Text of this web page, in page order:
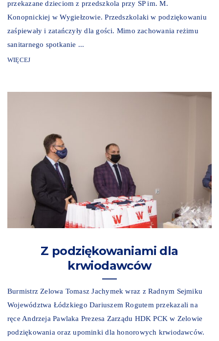
przekazane dzieciom z przedszkola przy SP im. M.
Konopnickiej w Wygiełzowie. Przedszkolaki w podziękowaniu
zaśpiewały i zatańczyły dla gości. Mimo zachowania reżimu
sanitarnego spotkanie ...
WIĘCEJ
Z podziękowaniami dla
krwiodawców
Burmistrz Zelowa Tomasz Jachymek wraz z Radnym Sejmiku
Województwa Łódzkiego Dariuszem Rogutem przekazali na
ręce Andrzeja Pawlaka Prezesa Zarządu HDK PCK w Zelowie
podziękowania oraz upominki dla honorowych krwiodawców.